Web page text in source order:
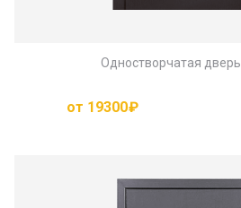
Одностворчатая дверь
от 19300₽